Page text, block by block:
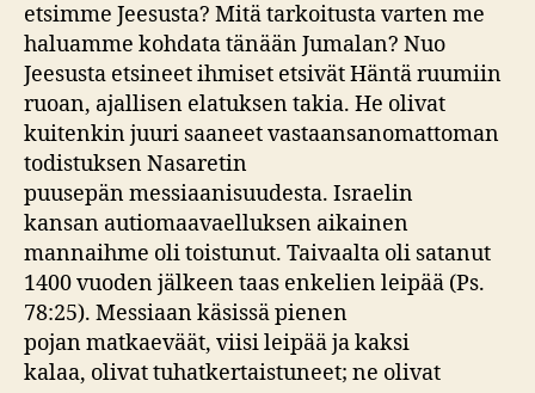
etsimme Jeesusta? Mitä tarkoitusta varten me
haluamme kohdata tänään Jumalan? Nuo
Jeesusta etsineet ihmiset etsivät Häntä ruumiin
ruoan, ajallisen elatuksen takia. He olivat
kuitenkin juuri saaneet vastaansanomattoman
todistuksen Nasaretin
puusepän messiaanisuudesta. Israelin
kansan autiomaavaelluksen aikainen
mannaihme oli toistunut. Taivaalta oli satanut
1400 vuoden jälkeen taas enkelien leipää (Ps.
78:25). Messiaan käsissä pienen
pojan matkaeväät, viisi leipää ja kaksi
kalaa, olivat tuhatkertaistuneet; ne olivat